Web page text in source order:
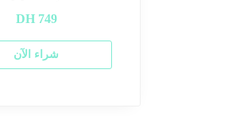
749
DH
شراء الآن